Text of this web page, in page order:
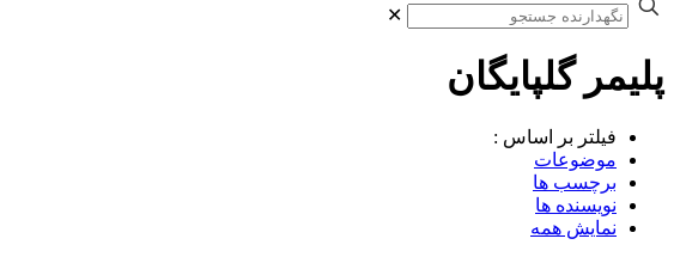
✕
پلیمر گلپایگان
فیلتر بر اساس :
موضوعات
برچسب ها
نویسنده ها
نمایش همه